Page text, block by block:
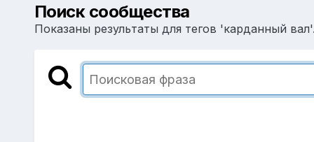
Поиск сообщества
Показаны результаты для тегов 'карданный